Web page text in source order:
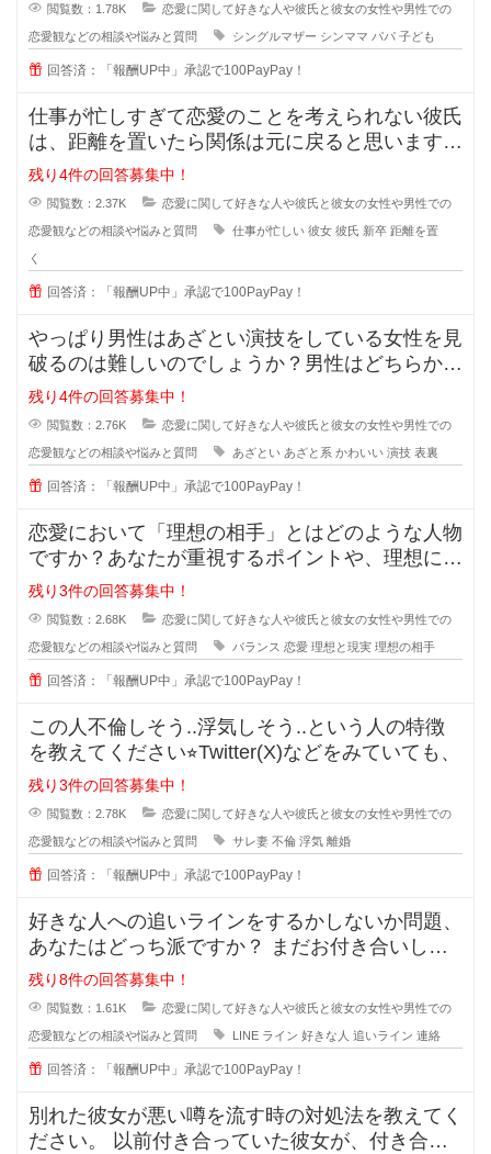
閲覧数：1.78K 恋愛に関して好きな人や彼氏と彼女の女性や男性での
恋愛観などの相談や悩みと質問 シングルマザー シンママ パパ 子ども
回答済：「報酬UP中」承認で100PayPay！
仕事が忙しすぎて恋愛のことを考えられない彼氏
は、距離を置いたら関係は元に戻ると思いますか
？また元に戻る時はどんな時でしょ
残り4件の回答募集中！
閲覧数：2.37K 恋愛に関して好きな人や彼氏と彼女の女性や男性での
恋愛観などの相談や悩みと質問 仕事が忙しい 彼女 彼氏 新卒 距離を置
く
回答済：「報酬UP中」承認で100PayPay！
やっぱり男性はあざとい演技をしている女性を見
破るのは難しいのでしょうか？男性はどちらかと
いうとちょっと隙を見せてくれるよ
残り4件の回答募集中！
閲覧数：2.76K 恋愛に関して好きな人や彼氏と彼女の女性や男性での
恋愛観などの相談や悩みと質問 あざとい あざと系 かわいい 演技 表裏
回答済：「報酬UP中」承認で100PayPay！
恋愛において「理想の相手」とはどのような人物
ですか？あなたが重視するポイントや、理想に近
づくためのアドバイスがあれば教え
残り3件の回答募集中！
閲覧数：2.68K 恋愛に関して好きな人や彼氏と彼女の女性や男性での
恋愛観などの相談や悩みと質問 バランス 恋愛 理想と現実 理想の相手
回答済：「報酬UP中」承認で100PayPay！
この人不倫しそう..浮気しそう..という人の特徴
を教えてください⭐︎Twitter(X)などをみていても、
残り3件の回答募集中！
閲覧数：2.78K 恋愛に関して好きな人や彼氏と彼女の女性や男性での
恋愛観などの相談や悩みと質問 サレ妻 不倫 浮気 離婚
回答済：「報酬UP中」承認で100PayPay！
好きな人への追いラインをするかしないか問題、
あなたはどっち派ですか？ まだお付き合いして
いない段階での好きな人への
残り8件の回答募集中！
閲覧数：1.61K 恋愛に関して好きな人や彼氏と彼女の女性や男性での
恋愛観などの相談や悩みと質問 LINE ライン 好きな人 追いライン 連絡
回答済：「報酬UP中」承認で100PayPay！
別れた彼女が悪い噂を流す時の対処法を教えてく
ださい。 以前付き合っていた彼女が、付き合っ